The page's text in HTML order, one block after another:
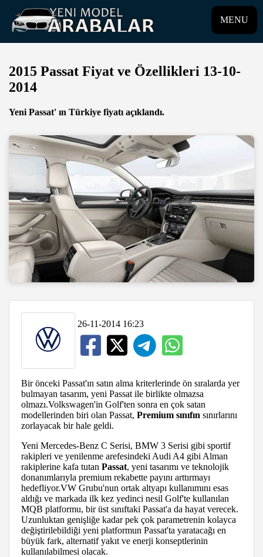
MENU
2015 Passat Fiyat ve Özellikleri 13-10-
2014
Yeni Passat' ın Türkiye fiyatı açıklandı.
26-11-2014 16:23
Bir önceki Passat'ın satın alma kriterlerinde ön sıralarda yer
bulmayan tasarım, yeni Passat ile birlikte olmazsa
olmazı.Volkswagen'in Golf'ten sonra en çok satan
modellerinden biri olan Passat, Premium sınıfın sınırlarını
zorlayacak bir hale geldi.
Yeni Mercedes-Benz C Serisi, BMW 3 Serisi gibi sportif
rakipleri ve yenilenme arefesindeki Audi A4 gibi Alman
rakiplerine kafa tutan Passat, yeni tasarımı ve teknolojik
donanımlarıyla premium rekabette payını arttırmayı
hedefliyor.VW Grubu'nun ortak altyapı kullanımını esas
aldığı ve markada ilk kez yedinci nesil Golf'te kullanılan
MQB platformu, bir üst sınıftaki Passat'a da hayat verecek.
Uzunluktan genişliğe kadar pek çok parametrenin kolayca
değiştirilebildiği yeni platformun Passat'ta yaratacağı en
büyük fark, alternatif yakıt ve enerji konseptlerinin
kullanılabilmesi olacak.